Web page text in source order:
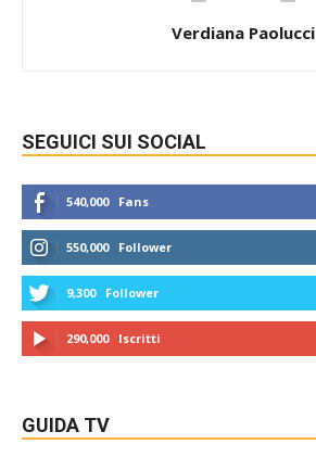
Verdiana Paolucci
SEGUICI SUI SOCIAL
540,000 Fans
550,000 Follower
9,300 Follower
290,000 Iscritti
GUIDA TV